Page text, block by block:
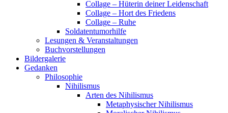
Collage – Hüterin deiner Leidenschaft
Collage – Hort des Friedens
Collage – Ruhe
Soldatentumorhilfe
Lesungen & Veranstaltungen
Buchvorstellungen
Bildergalerie
Gedanken
Philosophie
Nihilismus
Arten des Nihilismus
Metaphysischer Nihilismus